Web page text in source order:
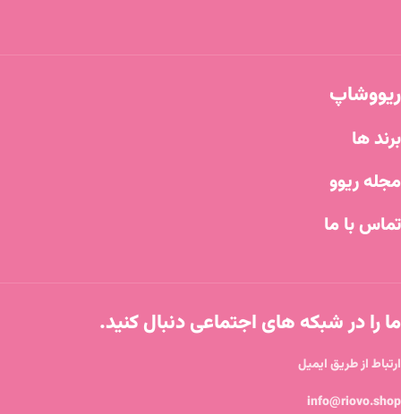
ریووشاپ
برند ها
مجله ریوو
تماس با ما
ما را در شبکه های اجتماعی دنبال کنید.
ارتباط از طریق ایمیل
info@riovo.shop